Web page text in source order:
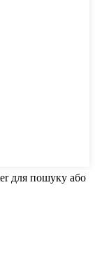
для пошуку або